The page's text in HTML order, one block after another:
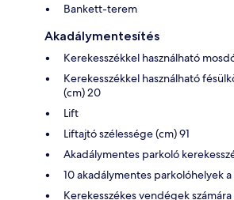
Bankett-terem
Akadálymentesítés
Kerekesszékkel használható
Kerekesszékkel használható
(cm) 20
Lift
Liftajtó szélessége (cm) 91
Akadálymentes parkoló
10 akadálymentes parkolóhelyek
Kerekesszékes vendégek